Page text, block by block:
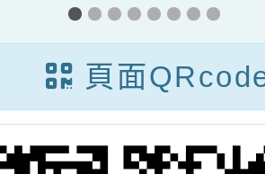
「115年
登山車下
暨國手
賽」
賽」
頁面